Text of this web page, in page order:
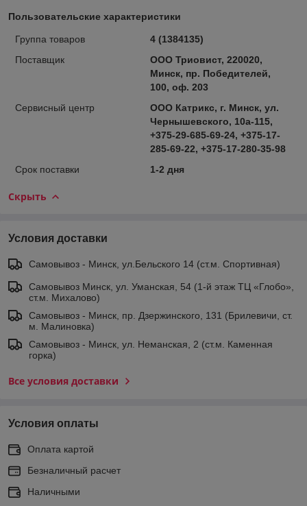
Пользовательские характеристики
Группа товаров
4 (1384135)
Поставщик
ООО Триовист, 220020,
Минск, пр. Победителей,
100, оф. 203
Сервисный центр
ООО Катрикс, г. Минск, ул.
Чернышевского, 10а-115,
+375-29-685-69-24, +375-17-
285-69-22, +375-17-280-35-98
Срок поставки
1-2 дня
Скрыть
Условия доставки
Самовывоз - Минск, ул.Бельского 14 (ст.м. Спортивная)
Самовывоз Минск, ул. Уманская, 54 (1-й этаж ТЦ «Глобо»,
ст.м. Михалово)
Самовывоз - Минск, пр. Дзержинского, 131 (Брилевичи, ст.
м. Малиновка)
Самовывоз - Минск, ул. Неманская, 2 (ст.м. Каменная
горка)
Все условия доставки
Условия оплаты
Оплата картой
Безналичный расчет
Наличными